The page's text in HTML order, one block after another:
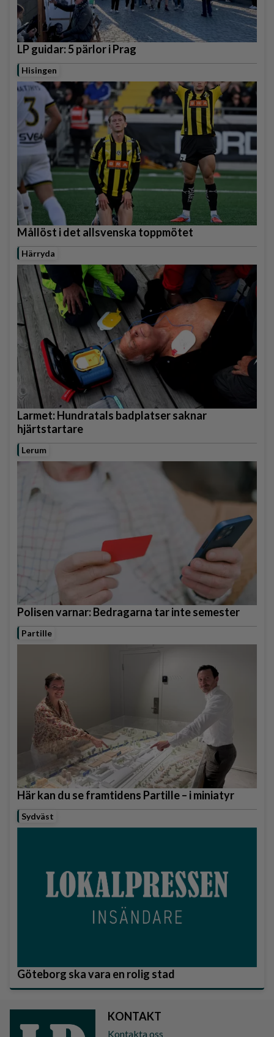
LP guidar: 5 pärlor i Prag
Hisingen
Mållöst i det allsvenska toppmötet
Härryda
Larmet: Hundratals badplatser saknar
hjärtstartare
Lerum
Polisen varnar: Bedragarna tar inte semester
Partille
Här kan du se framtidens Partille – i miniatyr
Sydväst
Göteborg ska vara en rolig stad
KONTAKT
Kontakta oss